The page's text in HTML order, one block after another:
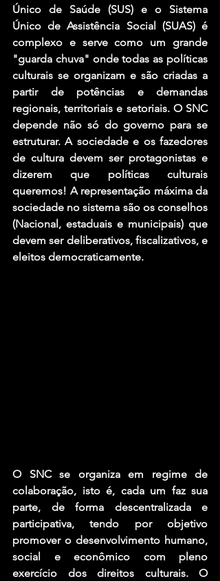
Único de Saúde (SUS) e o Sistema
Único de Assistência Social (SUAS) é
complexo e serve como um grande
"guarda chuva" onde todas as políticas
culturais se organizam e são criadas a
partir de potências e demandas
regionais, territoriais e setoriais. O SNC
depende não só do governo para se
estruturar. A sociedade e os fazedores
de cultura devem ser protagonistas e
dizerem que políticas culturais
queremos! A representação máxima da
sociedade no sistema são os conselhos
(Nacional, estaduais e municipais) que
devem ser deliberativos, fiscalizativos, e
eleitos democraticamente.
O SNC se organiza em regime de
colaboração, isto é, cada um faz sua
parte, de forma descentralizada e
participativa, tendo por objetivo
promover o desenvolvimento humano,
social e econômico com pleno
exercício dos direitos culturais. O